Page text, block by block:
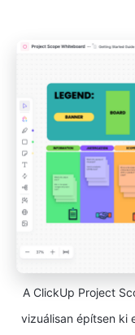
A ClickUp Project
vizuálisan építsen ki